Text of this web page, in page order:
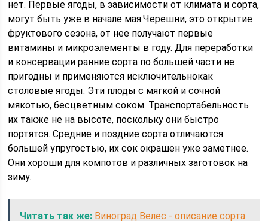
нет. Первые ягоды, в зависимости от климата и сорта,
могут быть уже в начале мая.Черешни, это открытие
фруктового сезона, от нее получают первые
витамины и микроэлементы в году. Для переработки
и консервации ранние сорта по большей части не
пригодны и применяются исключительнокак
столовые ягоды. Эти плоды с мягкой и сочной
мякотью, бесцветным соком. Транспортабельность
их также не на высоте, поскольку они быстро
портятся. Средние и поздние сорта отличаются
большей упругостью, их сок окрашен уже заметнее.
Они хороши для компотов и различных заготовок на
зиму.
Читать так же: Виноград Велес - описание сорта